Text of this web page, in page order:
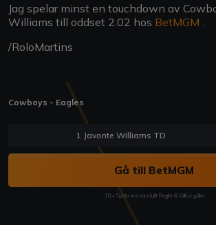
Jag spelar minst en touchdown av
Williams till oddset 2.02 hos BetMGM
/RoloMartins
Cowboys - Eagles
1 Javonte Williams TD
Gå till BetMGM
18+ Spela ansvarsfullt Regler & Villkor gäller